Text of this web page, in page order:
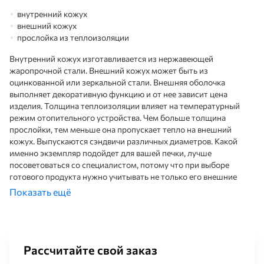
внутренний кожух
внешний кожух
прослойка из теплоизоляции
Внутренний кожух изготавливается из нержавеющей
жаропрочной стали. Внешний кожух может быть из
оцинкованной или зеркальной стали. Внешняя оболочка
выполняет декоративную функцию и от нее зависит цена
изделия. Толщина теплоизоляции влияет на температурный
режим отопительного устройства. Чем больше толщина
прослойки, тем меньше она пропускает тепло на внешний
кожух. Выпускаются сэндвичи различных диаметров. Какой
именно экземпляр подойдет для вашей печки, лучше
посоветоваться со специалистом, потому что при выборе
готового продукта нужно учитывать не только его внешние
качества, но и допустимые температурные показатели.
наряду с основным оборудованием понадобится еще
Показать ещё
Рассчитайте свой заказ